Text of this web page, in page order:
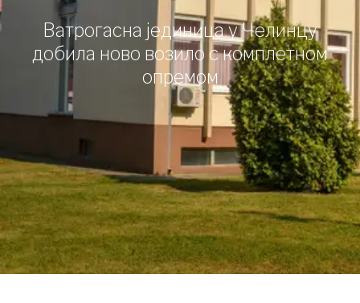
Ватрогасна јединица у Челинцу
добила ново возило с комплетном
опремом